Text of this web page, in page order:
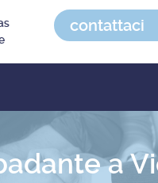
contattaci
a